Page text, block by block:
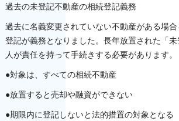
過去の未登記不動産の相続登記義務
過去に名義変更されていない不動産がある場
登記が義務となりました。長年放置された「
人が責任を持って手続きする必要があります。
●対象は、すべての相続不動産
●放置すると売却や融資ができない
●期限内に登記しないと法的措置の対象となる